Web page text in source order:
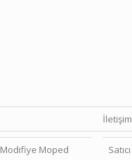
İletişim
Modifiye Moped
Satıcı